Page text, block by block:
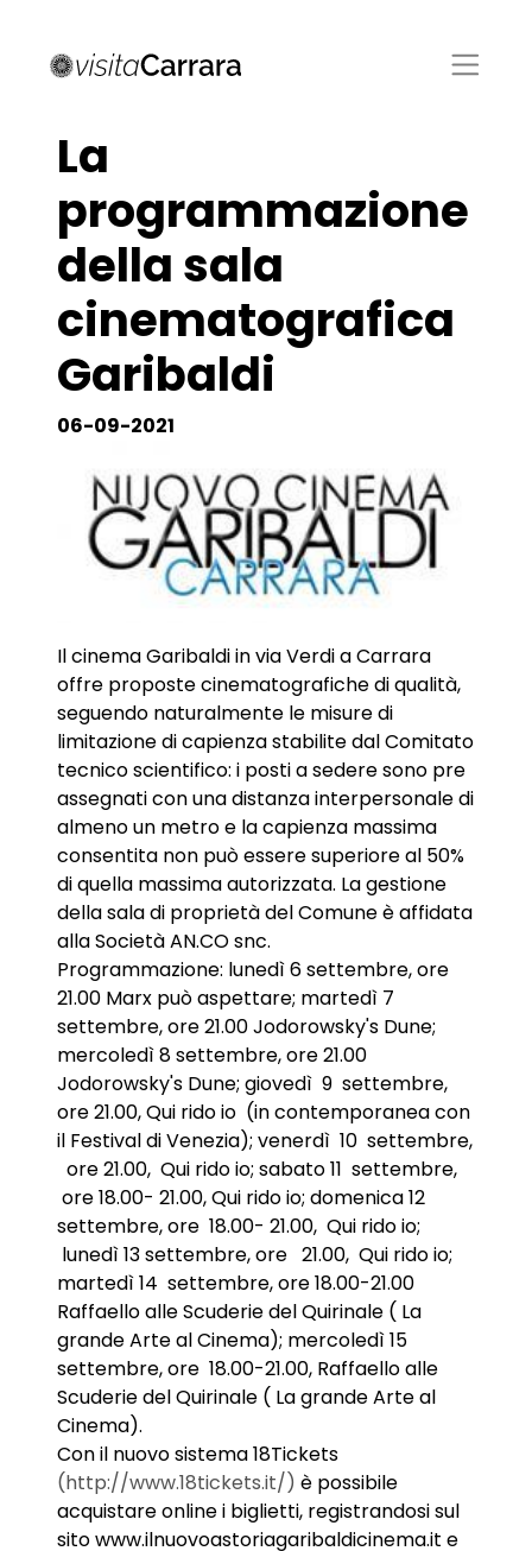
La
programmazione
della sala
cinematografica
Garibaldi
06-09-2021
Il cinema Garibaldi in via Verdi a Carrara
offre proposte cinematografiche di qualità,
seguendo naturalmente le misure di
limitazione di capienza stabilite dal Comitato
tecnico scientifico: i posti a sedere sono pre
assegnati con una distanza interpersonale di
almeno un metro e la capienza massima
consentita non può essere superiore al 50%
di quella massima autorizzata. La gestione
della sala di proprietà del Comune è affidata
alla Società AN.CO snc.
Programmazione: lunedì 6 settembre, ore
21.00 Marx può aspettare; martedì 7
settembre, ore 21.00 Jodorowsky's Dune;
mercoledì 8 settembre, ore 21.00
Jodorowsky's Dune; giovedì 9 settembre,
ore 21.00, Qui rido io (in contemporanea con
il Festival di Venezia); venerdì 10 settembre,
ore 21.00, Qui rido io; sabato 11 settembre,
ore 18.00- 21.00, Qui rido io; domenica 12
settembre, ore 18.00- 21.00, Qui rido io;
lunedì 13 settembre, ore 21.00, Qui rido io;
martedì 14 settembre, ore 18.00-21.00
Raffaello alle Scuderie del Quirinale ( La
grande Arte al Cinema); mercoledì 15
settembre, ore 18.00-21.00, Raffaello alle
Scuderie del Quirinale ( La grande Arte al
Cinema).
Con il nuovo sistema 18Tickets
(http://www.18tickets.it/) è possibile
acquistare online i biglietti, registrandosi sul
sito www.ilnuovoastoriagaribaldicinema.it e